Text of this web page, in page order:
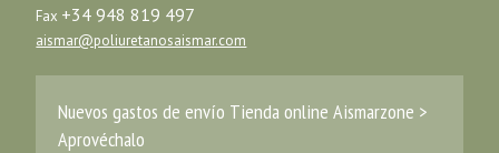
Fax +34 948 819 497
aismar@poliuretanosaismar.com
Nuevos gastos de envío Tienda online Aismarzone >
Aprovéchalo